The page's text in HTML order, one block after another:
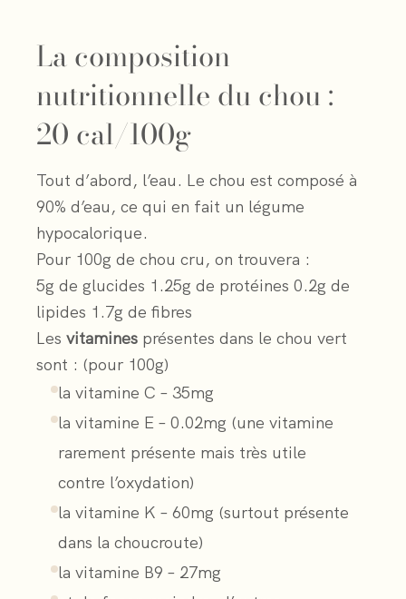
La composition
nutritionnelle du chou :
20 cal/100g
Tout d’abord, l’eau. Le chou est composé à
90% d’eau, ce qui en fait un légume
hypocalorique.
Pour 100g de chou cru, on trouvera :
5g de glucides 1.25g de protéines 0.2g de
lipides 1.7g de fibres
Les vitamines présentes dans le chou vert
sont : (pour 100g)
la vitamine C – 35mg
la vitamine E – 0.02mg (une vitamine
rarement présente mais très utile
contre l’oxydation)
la vitamine K – 60mg (surtout présente
dans la choucroute)
la vitamine B9 – 27mg